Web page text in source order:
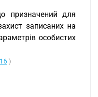
призначений для
записаних на
особистих
)